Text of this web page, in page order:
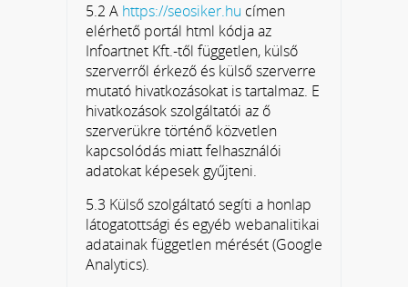
5.2 A https://seosiker.hu címen
elérhető portál html kódja az
Infoartnet Kft.-től független, külső
szerverről érkező és külső szerverre
mutató hivatkozásokat is tartalmaz. E
hivatkozások szolgáltatói az ő
szerverükre történő közvetlen
kapcsolódás miatt felhasználói
adatokat képesek gyűjteni.
5.3 Külső szolgáltató segíti a honlap
látogatottsági és egyéb webanalitikai
adatainak független mérését (Google
Analytics).